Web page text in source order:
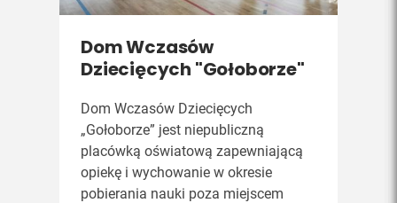
Dom Wczasów
Dziecięcych "Gołoborze"
Dom Wczasów Dziecięcych
„Gołoborze” jest niepubliczną
placówką oświatową zapewniającą
opiekę i wychowanie w okresie
pobierania nauki poza miejscem